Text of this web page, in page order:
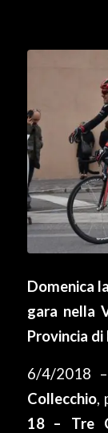
Domenica
gara nella
Provincia di
6/4/2018
Collecchio,
18 – Tre